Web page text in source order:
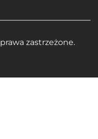
zastrzeżone.